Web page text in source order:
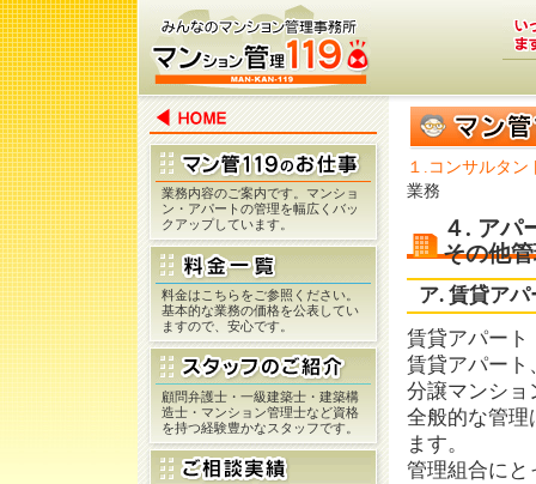
１.コンサルタン
業務
４. アパ
その他
ア. 賃貸ア
賃貸アパート
賃貸アパート
分譲マンショ
全般的な管理
ます。
管理組合にと
業務内容のご案内です。マンショ
ン・アパートの管理を幅広くバッ
クアップしています。
料金はこちらをご参照ください。
基本的な業務の価格を公表してい
ますので、安心です。
顧問弁護士・一級建築士・建築構
造士・マンション管理士など資格
を持つ経験豊かなスタッフです。